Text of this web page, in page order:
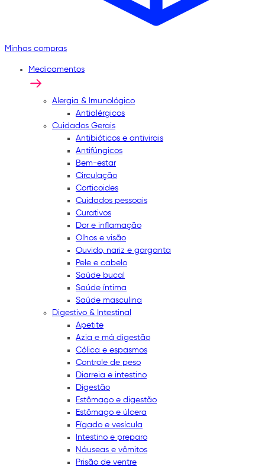
Minhas compras
Medicamentos
Alergia & Imunológico
Antialérgicos
Cuidados Gerais
Antibióticos e antivirais
Antifúngicos
Bem-estar
Circulação
Corticoides
Cuidados pessoais
Curativos
Dor e inflamação
Olhos e visão
Ouvido, nariz e garganta
Pele e cabelo
Saúde bucal
Saúde íntima
Saúde masculina
Digestivo & Intestinal
Apetite
Azia e má digestão
Cólica e espasmos
Controle de peso
Diarreia e intestino
Digestão
Estômago e digestão
Estômago e úlcera
Fígado e vesícula
Intestino e preparo
Náuseas e vômitos
Prisão de ventre